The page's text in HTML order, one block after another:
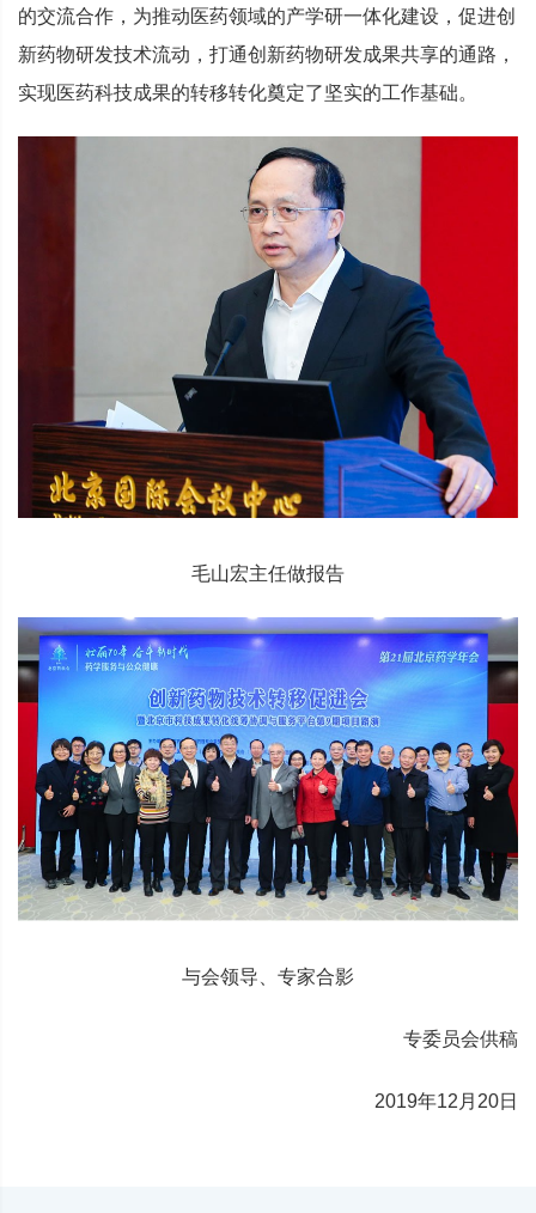
的交流合作，为推动医药领域的产学研一体化建设，促进创
新药物研发技术流动，打通创新药物研发成果共享的通路，
实现医药科技成果的转移转化奠定了坚实的工作基础。
毛山宏主任做报告
与会领导、专家合影
专委员会供稿
2019年12月20日